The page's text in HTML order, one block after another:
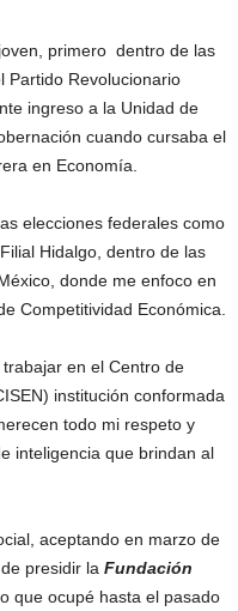
primero dentro de las
Partido Revolucionario
ingreso a la Unidad de
cuando cursaba el
en Economía.
elecciones federales como
Hidalgo, dentro de las
donde me enfoco en
Competitividad Económica.
en el Centro de
institución conformada
todo mi respeto y
inteligencia que brindan al
aceptando en marzo de
presidir la Fundación
que ocupé hasta el pasado